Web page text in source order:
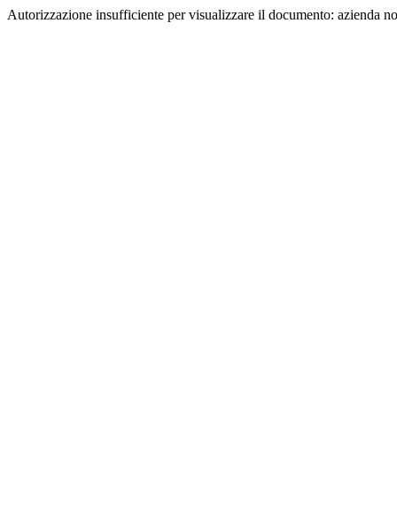
Autorizzazione insufficiente per visualizzare il documento: azienda